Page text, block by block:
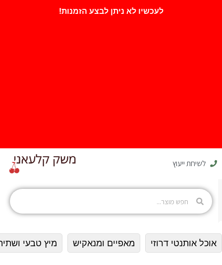
לעכשיו לא ניתן לבצע הזמנות!
לשיחת ייעוץ
אוכל אותנטי דרוזי מאפיים ומנאקיש מיץ טבעי